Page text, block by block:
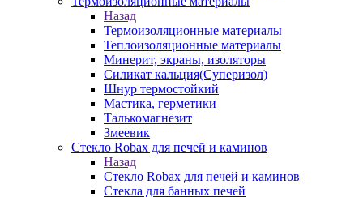
Назад
Термоизоляционные материалы
Теплоизоляционные материалы
Минерит, экраны, изоляторы
Силикат кальция(Суперизол)
Шнур термостойкий
Мастика, герметики
Талькомагнезит
Змеевик
Стекло Robax для печей и каминов
Назад
Стекло Robax для печей и каминов
Стекла для банных печей